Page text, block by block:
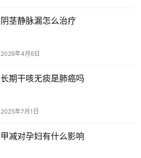
阴茎静脉漏怎么治疗
2026年4月6日
长期干咳无痰是肺癌吗
2025年7月1日
甲减对孕妇有什么影响